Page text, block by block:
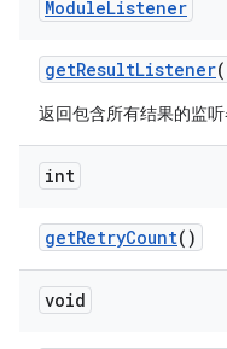
ModuleListener
getResultListener
返回包含所有结果的监听
int
getRetryCount()
void